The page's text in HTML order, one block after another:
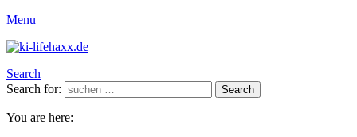
Menu
Search
Search for:
Search
You are here: